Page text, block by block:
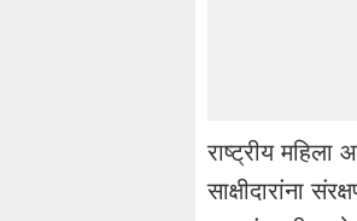
राष्ट्रीय
साक्षीदारांना